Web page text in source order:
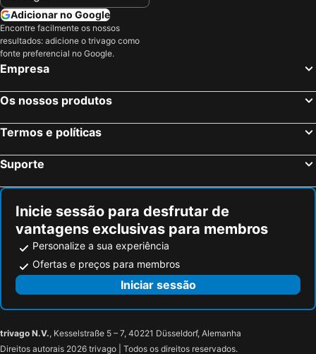
Moscow
Hrazdan Stadium
Mashtots Avenue
Erevani konyaki gorcaran Ararat
Dinamo Arena
Adicionar no Google
Encontre facilmente os nossos
resultados: adicione o trivago como
fonte preferencial no Google.
Empresa
Os nossos produtos
Termos e políticas
Suporte
Inicie sessão para desfrutar de
vantagens exclusivas para membros
Personalize a sua experiência
Ofertas e preços para membros
Iniciar sessão
trivago N.V., Kesselstraße 5 – 7, 40221 Düsseldorf, Alemanha
Direitos autorais 2026 trivago | Todos os direitos reservados.